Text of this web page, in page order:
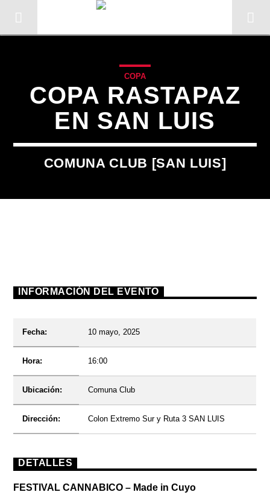
COPA
COPA RASTAPAZ
EN SAN LUIS
COMUNA CLUB [SAN LUIS]
INFORMACIÓN DEL EVENTO
Fecha: 10 mayo, 2025
Hora: 16:00
Ubicación: Comuna Club
Dirección: Colon Extremo Sur y Ruta 3 SAN LUIS
DETALLES
FESTIVAL CANNABICO – Made in Cuyo